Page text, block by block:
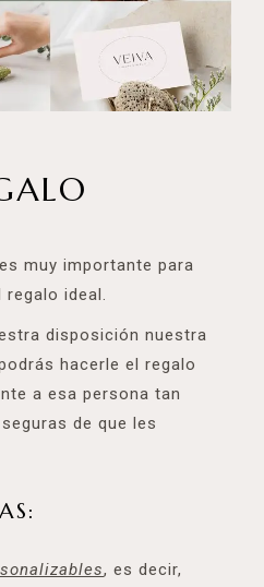
muy importante para
ideal.
disposición nuestra
hacerle el regalo
a esa persona tan
de que les
, es decir,